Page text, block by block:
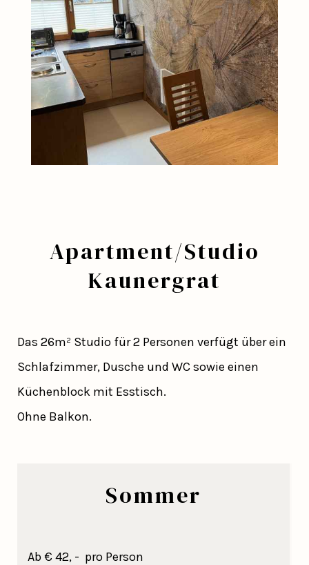
Apartment/Studio
Kaunergrat
Das 26m² Studio für 2 Personen verfügt über ein
Schlafzimmer, Dusche und WC sowie einen
Küchenblock mit Esstisch.
Ohne Balkon.
Sommer
Ab € 42, - pro Person